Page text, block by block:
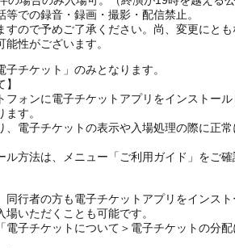
での録音・録画・撮影・配信禁止。
ので予めご了承ください。尚、変更にとも
性がございます。
チケット」のみとなります。
ォンに電子チケットアプリをインストー
す。
、電子チケットの表示や入場処理の際に正
方法は、メニュー「ご利用ガイド」をご確
行者の方も電子チケットアプリをインスト
いただくことも可能です。
子チケットについて＞電子チケットの分配